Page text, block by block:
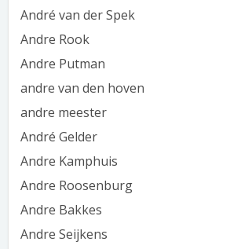
André van der Spek
Andre Rook
Andre Putman
andre van den hoven
andre meester
André Gelder
Andre Kamphuis
Andre Roosenburg
Andre Bakkes
Andre Seijkens